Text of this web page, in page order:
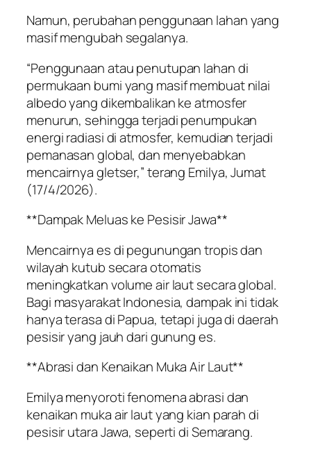
Namun, perubahan penggunaan lahan yang
masif mengubah segalanya.
“Penggunaan atau penutupan lahan di
permukaan bumi yang masif membuat nilai
albedo yang dikembalikan ke atmosfer
menurun, sehingga terjadi penumpukan
energi radiasi di atmosfer, kemudian terjadi
pemanasan global, dan menyebabkan
mencairnya gletser,” terang Emilya, Jumat
(17/4/2026).
**Dampak Meluas ke Pesisir Jawa**
Mencairnya es di pegunungan tropis dan
wilayah kutub secara otomatis
meningkatkan volume air laut secara global.
Bagi masyarakat Indonesia, dampak ini tidak
hanya terasa di Papua, tetapi juga di daerah
pesisir yang jauh dari gunung es.
**Abrasi dan Kenaikan Muka Air Laut**
Emilya menyoroti fenomena abrasi dan
kenaikan muka air laut yang kian parah di
pesisir utara Jawa, seperti di Semarang.